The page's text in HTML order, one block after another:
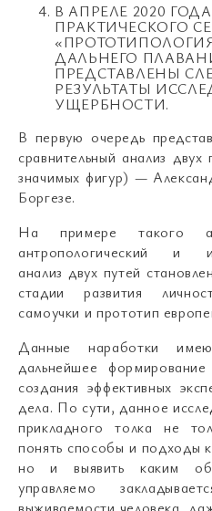
В АПРЕЛЕ 2020
ПРАКТИЧЕСКОГО
ДАЛЬНЕГО
ПРЕДСТАВЛЕНЫ
РЕЗУЛЬТАТЫ
УЩЕРБНОСТИ.
В первую очередь
сравнительный анализ
значимых фигур) —
Боргезе.
На примере такого
антропологический и
анализ двух путей
стадии развития
самоучки и прототип
Данные наработки
дальнейшее
создания эффективных
дела. По сути, данное
прикладного толка не
понять способы и подходы
но и выявить каким
управляемо